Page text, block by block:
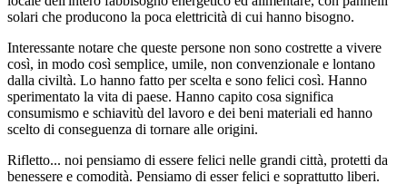
solari che producono la poca elettricità di cui hanno bisogno.
Interessante notare che queste persone non sono costrette a vivere
così, in modo così semplice, umile, non convenzionale e lontano
dalla civiltà. Lo hanno fatto per scelta e sono felici così. Hanno
sperimentato la vita di paese. Hanno capito cosa significa
consumismo e schiavitù del lavoro e dei beni materiali ed hanno
scelto di conseguenza di tornare alle origini.
Rifletto... noi pensiamo di essere felici nelle grandi città, protetti da
benessere e comodità. Pensiamo di esser felici e soprattutto liberi.